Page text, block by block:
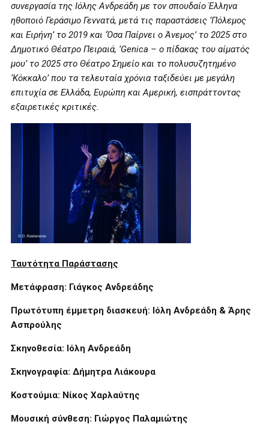
συνεργασία της Ιόλης Ανδρεάδη με τον σπουδαίο Έλληνα
ηθοποιό Γεράσιμο Γεννατά, μετά τις παραστάσεις ‘Πόλεμος
και Ειρήνη’ το 2019 και ‘Όσα Παίρνει ο Άνεμος’ το 2025 στο
Δημοτικό Θέατρο Πειραιά, ‘Genica – ο πίδακας του αίματός
μου’ το 2025 στο Θέατρο Σημείο και το πολυσυζητημένο
‘Κόκκαλο’ που τα τελευταία χρόνια ταξιδεύει με μεγάλη
επιτυχία σε Ελλάδα, Ευρώπη και Αμερική, εισπράττοντας
εξαιρετικές κριτικές.
Ταυτότητα Παράστασης
Μετάφραση: Γιάγκος Ανδρεάδης
Πρωτότυπη έμμετρη διασκευή: Ιόλη Ανδρεάδη & Άρης
Ασπρούλης
Σκηνοθεσία: Ιόλη Ανδρεάδη
Σκηνογραφία: Δήμητρα Λιάκουρα
Κοστούμια: Νίκος Χαρλαύτης
Μουσική σύνθεση: Γιώργος Παλαμιώτης